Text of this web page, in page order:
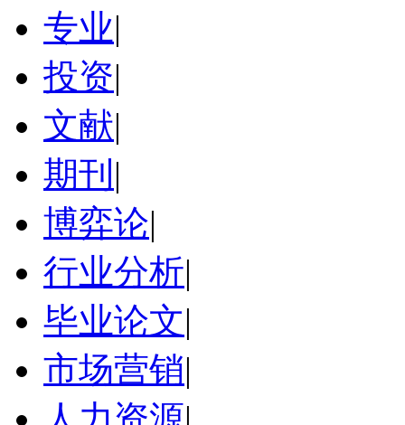
专业|
投资|
文献|
期刊 |
博弈论|
行业分析|
毕业论文|
市场营销|